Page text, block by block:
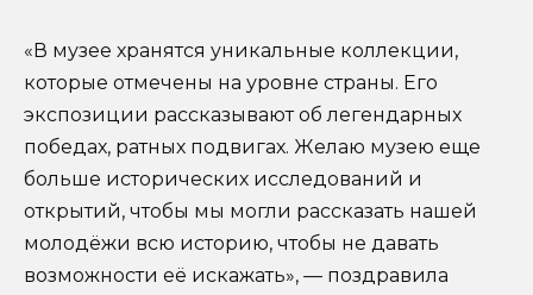
«В музее хранятся уникальные коллекции,
которые отмечены на уровне страны. Его
экспозиции рассказывают об легендарных
победах, ратных подвигах. Желаю музею еще
больше исторических исследований и
открытий, чтобы мы могли рассказать нашей
молодёжи всю историю, чтобы не давать
возможности её искажать», — поздравила